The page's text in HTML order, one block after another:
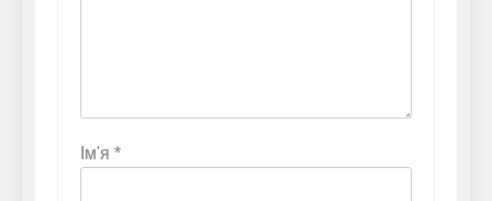
Ім'я *